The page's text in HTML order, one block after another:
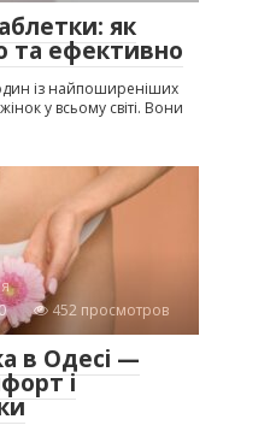
як
та ефективно
із найпоширеніших
у всьому світі. Вони
0
452 просмотров
в Одесі —
і